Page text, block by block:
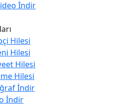
İndir
Hilesi
Hilesi
Hilesi
Hilesi
İndir
İndir